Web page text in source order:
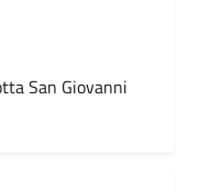
San Giovanni